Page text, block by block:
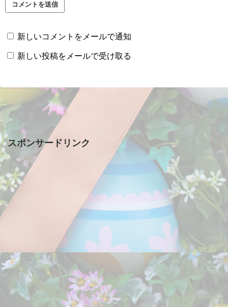
新しいコメントをメールで通知
新しい投稿をメールで受け取る
スポンサードリンク